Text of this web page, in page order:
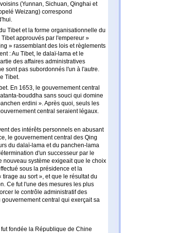
(Yunnan, Sichuan, Qinghai et
Weizang) correspond
Tibet et la forme organisationnelle du
approuvés par l'empereur »
» rassemblant des lois et règlements
: Au Tibet, le dalaï-lama et le
des affaires administratives
sont pas subordonnés l'un à l'autre.
Tibet.
En 1653, le gouvernement central
bouddha sans souci qui domine
erdini ». Après quoi, seuls les
central seraient légaux.
des intérêts personnels en abusant
le gouvernement central des Qing
du dalaï-lama et du panchen-lama
d'un successeur par le
système exigeait que le choix
sous la présidence et la
au sort », et que le résultat du
Ce fut l'une des mesures les plus
le contrôle administratif des
central qui exerçait sa
fondée la République de Chine